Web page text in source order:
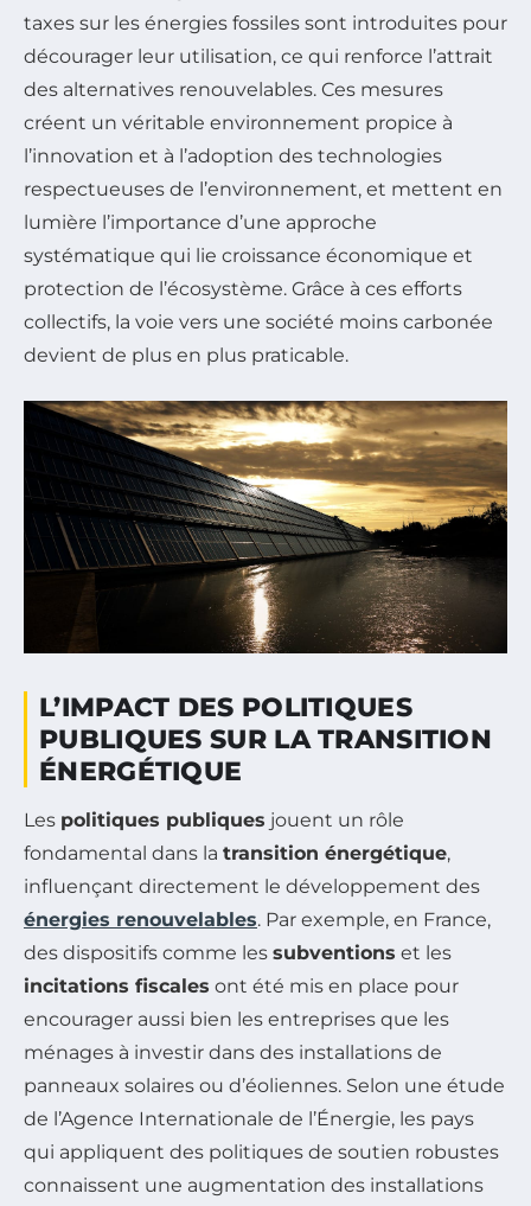
taxes sur les énergies fossiles sont introduites pour
décourager leur utilisation, ce qui renforce l’attrait
des alternatives renouvelables. Ces mesures
créent un véritable environnement propice à
l’innovation et à l’adoption des technologies
respectueuses de l’environnement, et mettent en
lumière l’importance d’une approche
systématique qui lie croissance économique et
protection de l’écosystème. Grâce à ces efforts
collectifs, la voie vers une société moins carbonée
devient de plus en plus praticable.
L’IMPACT DES POLITIQUES
PUBLIQUES SUR LA TRANSITION
ÉNERGÉTIQUE
Les politiques publiques jouent un rôle
fondamental dans la transition énergétique,
influençant directement le développement des
énergies renouvelables. Par exemple, en France,
des dispositifs comme les subventions et les
incitations fiscales ont été mis en place pour
encourager aussi bien les entreprises que les
ménages à investir dans des installations de
panneaux solaires ou d’éoliennes. Selon une étude
de l’Agence Internationale de l’Énergie, les pays
qui appliquent des politiques de soutien robustes
connaissent une augmentation des installations